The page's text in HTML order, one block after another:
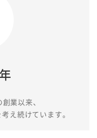
年
業以来、
え続けています。